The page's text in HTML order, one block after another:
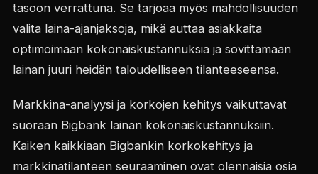
tasoon verrattuna. Se tarjoaa myös mahdollisuuden
valita laina-ajanjaksoja, mikä auttaa asiakkaita
optimoimaan kokonaiskustannuksia ja sovittamaan
lainan juuri heidän taloudelliseen tilanteeseensa.
Markkina-analyysi ja korkojen kehitys vaikuttavat
suoraan Bigbank lainan kokonaiskustannuksiin.
Kaiken kaikkiaan Bigbankin korkokehitys ja
markkinatilanteen seuraaminen ovat olennaisia osia